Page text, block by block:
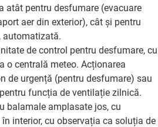
atât pentru desfumare (evacuare
aer din exterior), cât și pentru
automatizată.
de control pentru desfumare, cu
o centrală meteo. Acționarea
de urgență (pentru desfumare) sau
funcția de ventilație zilnică.
balamale amplasate jos, cu
interior, cu observația ca soluția de